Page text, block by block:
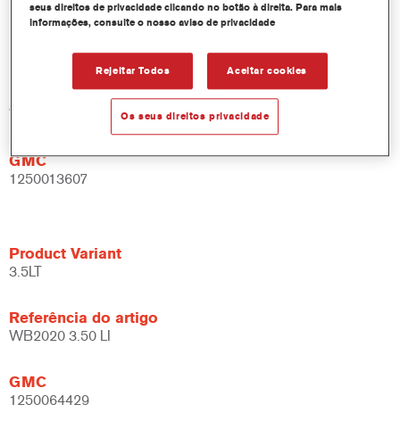
Product Variant
Referência do artigo
WB2020 DW 1 LT
GMC
1250013607
Product Variant
3.5LT
Referência do artigo
WB2020 3.50 LI
GMC
1250064429
seus direitos de privacidade clicando no botão à direita. Para mais
informações, consulte o nosso aviso de privacidade
Rejeitar Todos Aceitar cookies
Os seus direitos privacidade